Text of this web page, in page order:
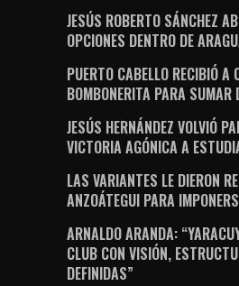
JESÚS ROBERTO SÁNCHEZ
OPCIONES DENTRO DE
PUERTO CABELLO RECIBIÓ A
BOMBONERITA PARA SUMAR
JESÚS HERNÁNDEZ VOLVIÓ
VICTORIA AGÓNICA A
LAS VARIANTES LE DIERON
ANZOÁTEGUI PARA
ARNALDO ARANDA:
CLUB CON VISIÓN,
DEFINIDAS”